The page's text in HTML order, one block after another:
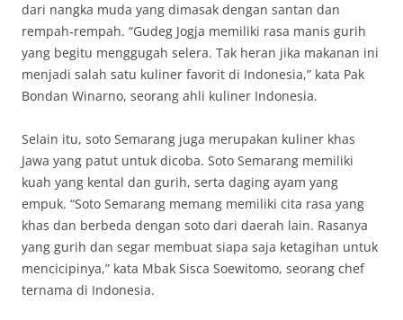
dari nangka muda yang dimasak dengan santan dan
rempah-rempah. “Gudeg Jogja memiliki rasa manis gurih
yang begitu menggugah selera. Tak heran jika makanan ini
menjadi salah satu kuliner favorit di Indonesia,” kata Pak
Bondan Winarno, seorang ahli kuliner Indonesia.
Selain itu, soto Semarang juga merupakan kuliner khas
Jawa yang patut untuk dicoba. Soto Semarang memiliki
kuah yang kental dan gurih, serta daging ayam yang
empuk. “Soto Semarang memang memiliki cita rasa yang
khas dan berbeda dengan soto dari daerah lain. Rasanya
yang gurih dan segar membuat siapa saja ketagihan untuk
mencicipinya,” kata Mbak Sisca Soewitomo, seorang chef
ternama di Indonesia.